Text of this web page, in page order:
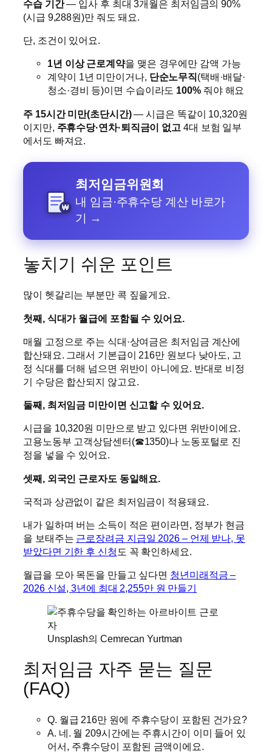
수습 기간— 입사 후 최대 3개월은 최저임금의 90%
(시급 9,288원)만 줘도 돼요.
단, 조건이 있어요.
1년 이상 근로계약을 맺은 경우에만 감액 가능
계약이 1년 미만이거나, 단순노무직(택배·배달·
청소·경비 등)이면 수습이라도 100%줘야 해요
주 15시간 미만(초단시간)— 시급은 똑같이 10,320원
이지만, 주휴수당·연차·퇴직금이 없고 4대 보험 일부
에서도 빠져요.
₩
최저임금위원회
내 임금·주휴수당 계산 바로가
기 →
놓치기 쉬운 포인트
많이 헷갈리는 부분만 콕 짚을게요.
첫째, 식대가 월급에 포함될 수 있어요.
매월 고정으로 주는 식대·상여금은 최저임금 계산에
합산돼요. 그래서 기본급이 216만 원보다 낮아도, 고
정 식대를 더해 넘으면 위반이 아니에요. 반대로 비정
기 수당은 합산되지 않고요.
둘째, 최저임금 미만이면 신고할 수 있어요.
시급을 10,320원 미만으로 받고 있다면 위반이에요.
고용노동부 고객상담센터(☎1350)나 노동포털로 진
정을 넣을 수 있어요.
셋째, 외국인 근로자도 동일해요.
국적과 상관없이 같은 최저임금이 적용돼요.
내가 일하며 버는 소득이 적은 편이라면, 정부가 현금
을 보태주는 근로장려금 지급일 2026 – 언제 받나, 못
받았다면 기한 후 신청 도 꼭 확인하세요.
월급을 모아 목돈을 만들고 싶다면 청년미래적금 –
2026 신설, 3년에 최대 2,255만 원 만들기
Unsplash의 Cemrecan Yurtman
최저임금 자주 묻는 질문
(FAQ)
Q. 월급 216만 원에 주휴수당이 포함된 건가요?
A. 네. 월 209시간에는 주휴시간이 이미 들어 있
어서, 주휴수당이 포함된 금액이에요.